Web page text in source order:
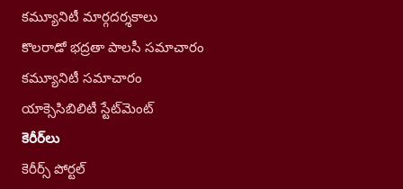
కమ్యూనిటీ మార్గదర్శకాలు
కొలరాడో భద్రతా పాలసీ సమాచారం
కమ్యూనిటీ సమాచారం
యాక్సెసిబిలిటీ స్టేట్‌మెంట్
కెరీర్‌లు
కెరీర్స్ పోర్టల్